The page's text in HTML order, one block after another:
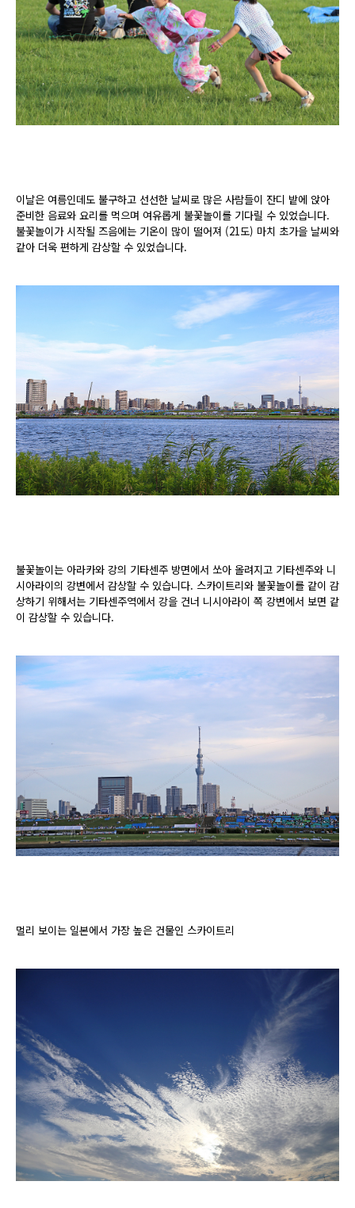
이날은 여름인데도 불구하고 선선한 날씨로 많은 사람들이 잔디 밭에 앉아
준비한 음료와 요리를 먹으며 여유롭게 불꽃놀이를 기다릴 수 있었습니다.
불꽃놀이가 시작될 즈음에는 기온이 많이 떨어져 (21도) 마치 초가을 날씨와
같아 더욱 편하게 감상할 수 있었습니다.
불꽃놀이는 아라카와 강의 기타센주 방면에서 쏘아 올려지고 기타센주와 니
시아라이의 강변에서 감상할 수 있습니다. 스카이트리와 불꽃놀이를 같이 감
상하기 위해서는 기타센주역에서 강을 건너 니시아라이 쪽 강변에서 보면 같
이 감상할 수 있습니다.
멀리 보이는 일본에서 가장 높은 건물인 스카이트리